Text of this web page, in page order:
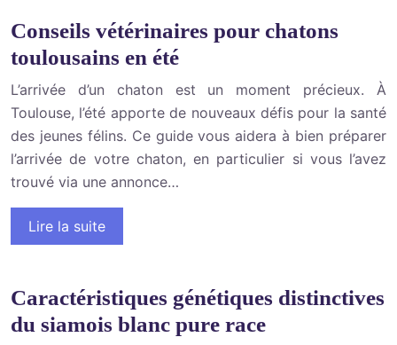
Conseils vétérinaires pour chatons
toulousains en été
L’arrivée d’un chaton est un moment précieux. À
Toulouse, l’été apporte de nouveaux défis pour la santé
des jeunes félins. Ce guide vous aidera à bien préparer
l’arrivée de votre chaton, en particulier si vous l’avez
trouvé via une annonce…
Lire la suite
Caractéristiques génétiques distinctives
du siamois blanc pure race